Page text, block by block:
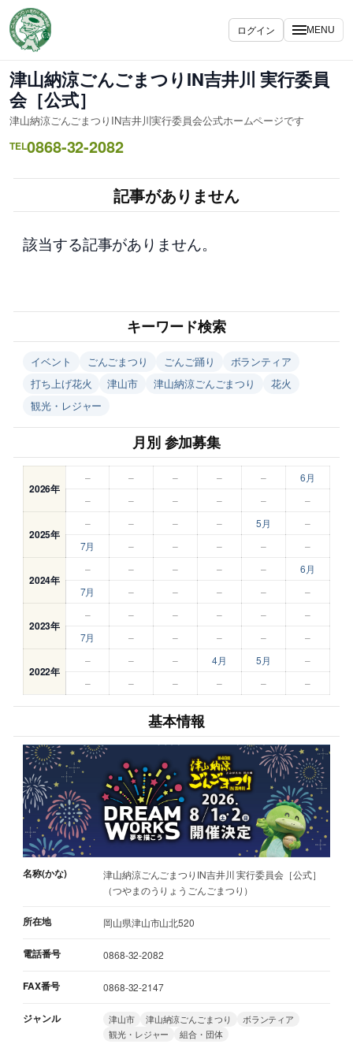
容
を
ス
キ
ッ
プ
ログイン MENU
津山納涼ごんごまつりIN吉井川 実行委員
会［公式］
津山納涼ごんごまつりIN吉井川実行委員会公式ホームページです
TEL0868-32-2082
記事がありません
該当する記事がありません。
キーワード検索
イベント ごんごまつり ごんご踊り
ボランティア
打ち上げ花火
津山市 津山納涼ごんごまつり
花火
観光・レジャー
月別 参加募集
2026年
– – – – –
6月
–
– – – – –
2025年
– – – – 5月
–
7月
– – – – –
2024年
– – – – –
6月
7月
– – – – –
2023年
– – – – –
–
7月
– – – – –
2022年
– – – 4月 5月
–
–
– – – – –
基本情報
名称(かな)
津山納涼ごんごまつりIN吉井川 実行委員会［公式］
（つやまのうりょうごんごまつり）
所在地 岡山県津山市山北520
電話番号 0868-32-2082
FAX番号 0868-32-2147
ジャンル 津山市 津山納涼ごんごまつり
ボランティア
観光・レジャー
組合・団体